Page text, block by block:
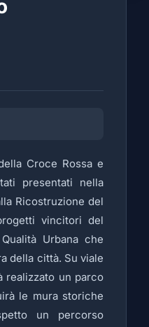
Croce Rossa e
presentati nella
Ricostruzione del
vincitori del
Urbana che
della città. Su viale
realizzato un parco
le mura storiche
un percorso